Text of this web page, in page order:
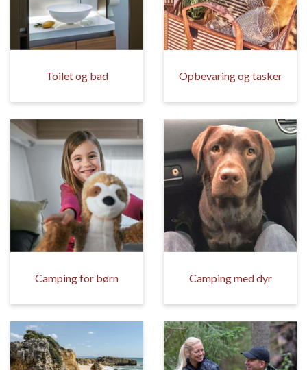
Toilet og bad Opbevaring og tasker
Camping for børn Camping med dyr